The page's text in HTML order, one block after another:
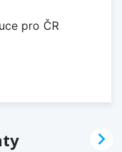
pro ČR
